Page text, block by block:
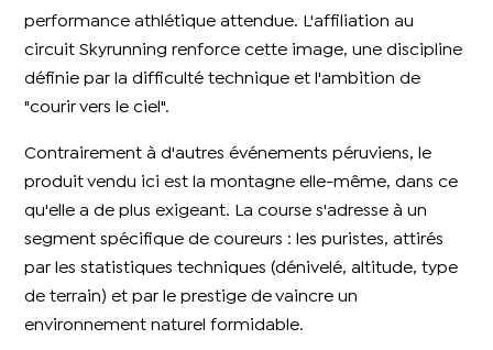
performance athlétique attendue. L'affiliation au
circuit Skyrunning renforce cette image, une discipline
définie par la difficulté technique et l'ambition de
"courir vers le ciel".
Contrairement à d'autres événements péruviens, le
produit vendu ici est la montagne elle-même, dans ce
qu'elle a de plus exigeant. La course s'adresse à un
segment spécifique de coureurs : les puristes, attirés
par les statistiques techniques (dénivelé, altitude, type
de terrain) et par le prestige de vaincre un
environnement naturel formidable.